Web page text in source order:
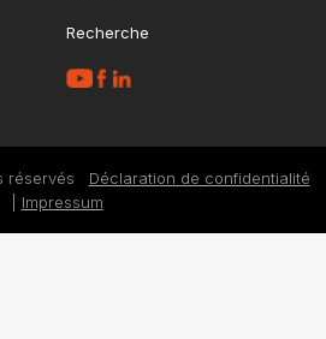
Recherche
réservés Déclaration de confidentialité
Impressum